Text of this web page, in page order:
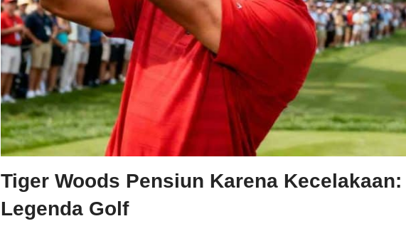
Tiger Woods Pensiun Karena
Legenda Golf